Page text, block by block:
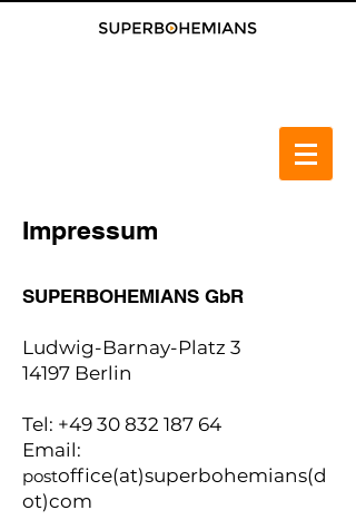
Impressum
SUPERBOHEMIANS GbR
Ludwig-Barnay-Platz 3
14197 Berlin
Tel: +49 30 832 187 64
Email:
postoffice(at)superbohemians(d
ot)com